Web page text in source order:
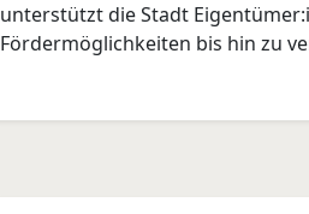
unterstützt die Stadt
Fördermöglichkeiten bis hin zu